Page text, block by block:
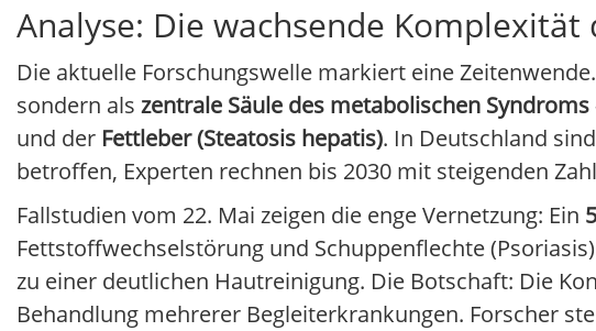
Analyse: Die wachsende Komplexität
Die aktuelle Forschungswelle markiert eine
sondern als zentrale Säule des metabolischen Syndroms
und der Fettleber (Steatosis hepatis). In Deutschland
betroffen, Experten rechnen bis 2030 mit steigenden
Fallstudien vom 22. Mai zeigen die enge Vernetzung: Ein
Fettstoffwechselstörung und Schuppenflechte
zu einer deutlichen Hautreinigung. Die Botschaft: Die
Behandlung mehrerer Begleiterkrankungen. Forscher